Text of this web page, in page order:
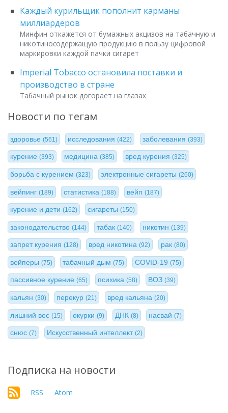
Каждый курильщик пополнит карманы
миллиардеров
Минфин откажется от бумажных акцизов на табачную и
никотиносодержащую продукцию в пользу цифровой
маркировки каждой пачки сигарет
Imperial Tobacco остановила поставки и
производство в стране
Табачный рынок догорает на глазах
Новости по тегам
здоровье (561) исследования(422) заболевания (393)
курение (393) медицина(385) вред курения (325)
борьба с курением (323) электронные сигареты(260)
вейпинг (189) статистика(188) вейп (187)
курение и дети (162) сигареты(150)
законодательство (144) табак(140) никотин (139)
запрет курения (128) вред никотина(92) рак (80)
вейперы (75) табачный дым(75) COVID-19 (75)
пассивное курение (65) психика(58) ВОЗ (39)
кальян (30) перекур(21) вред кальяна (20)
лишний вес (15) окурки(9) ДНК (8) насвай(7)
снюс (7) Искусственный интеллект(2)
Подписка на новости
RSS Atom